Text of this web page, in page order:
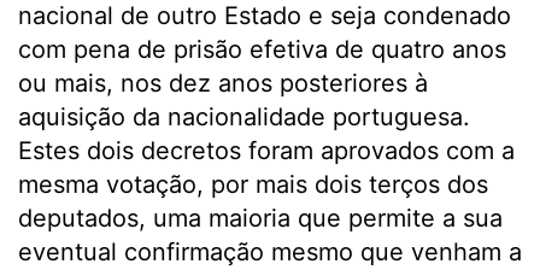
nacional de outro Estado e seja condenado
com pena de prisão efetiva de quatro anos
ou mais, nos dez anos posteriores à
aquisição da nacionalidade portuguesa.
Estes dois decretos foram aprovados com a
mesma votação, por mais dois terços dos
deputados, uma maioria que permite a sua
eventual confirmação mesmo que venham a